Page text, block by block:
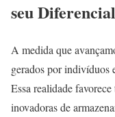
seu
A medida que
gerados por indivíduos
Essa realidade
inovadoras de